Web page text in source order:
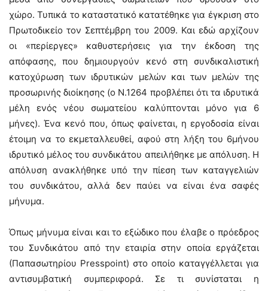
χώρο. Τυπικά το καταστατικό κατατέθηκε για έγκριση στο
Πρωτοδικείο τον Σεπτέμβρη του 2009. Και εδώ αρχίζουν
οι «περίεργες» καθυστερήσεις για την έκδοση της
απόφασης, που δημιουργούν κενό στη συνδικαλιστική
κατοχύρωση των ιδρυτικών μελών και των μελών της
προσωρινής διοίκησης (ο Ν.1264 προβλέπει ότι τα ιδρυτικά
μέλη ενός νέου σωματείου καλύπτονται μόνο για 6
μήνες). Ένα κενό που, όπως φαίνεται, η εργοδοσία είναι
έτοιμη να το εκμεταλλευθεί, αφού στη λήξη του 6μήνου
ιδρυτικό μέλος του συνδικάτου απειλήθηκε με απόλυση. Η
απόλυση ανακλήθηκε υπό την πίεση των καταγγελιών
του συνδικάτου, αλλά δεν παύει να είναι ένα σαφές
μήνυμα.
Όπως μήνυμα είναι και το εξώδικο που έλαβε ο πρόεδρος
του Συνδικάτου από την εταιρία στην οποία εργάζεται
(Παπασωτηρίου Presspoint) στο οποίο καταγγέλλεται για
αντισυμβατική συμπεριφορά. Σε τι συνίσταται η